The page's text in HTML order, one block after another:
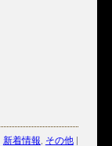
新着情報 その他|